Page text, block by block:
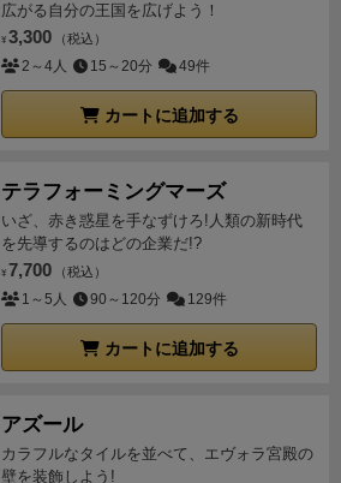
広がる自分の王国を広げよう！
¥ 3,300 （税込）
2～4人 15～20分 49件
カートに追加する
テラフォーミングマーズ
いざ、赤き惑星を手なずけろ!人類の新時代
を先導するのはどの企業だ!?
¥ 7,700 （税込）
1～5人 90～120分 129件
カートに追加する
アズール
カラフルなタイルを並べて、エヴォラ宮殿の
壁を装飾しよう!